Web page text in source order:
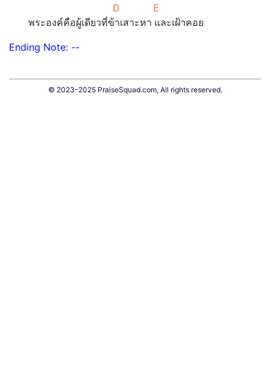
D E
พระองค์คือผู้เดียวที่ข้าเสาะหา และเฝ้าคอย
Ending Note: --
© 2023-2025 PraiseSquad.com, All rights reserved.